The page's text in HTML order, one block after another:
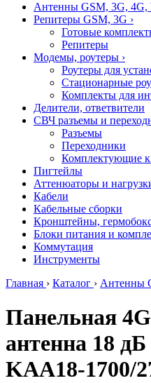
Антенны GSM, 3G, 4G,
Репитеры GSM, 3G ›
Готовые
Репитеры
Модемы, роутеры ›
Роутеры для
Стационарные
Комплекты для
Делители, ответвители
СВЧ разъемы и
Разъемы
Переходники
Комплектующие к
Пигтейлы
Аттенюаторы и
Кабели
Кабельные сборки
Кронштейны,
Блоки питания и
Коммутация
Инструменты
Главная › Каталог › Антенны
Панельная
антенна 18
KAA18-1700/